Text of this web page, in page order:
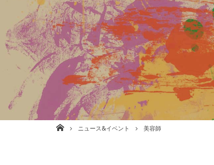
株式会社babel 美容室/理容室/ネイル/各種事業運営 大阪
ニュース&イベント 美容師